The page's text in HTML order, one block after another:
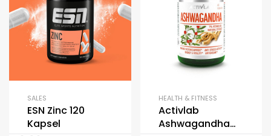
SALES
ESN Zinc 120
Kapsel
HEALTH & FITNESS
Activlab
Ashwagandha